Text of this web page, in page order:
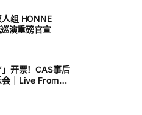
组 HONNE
演重磅官宣
」开票！CAS事后
会｜Live From